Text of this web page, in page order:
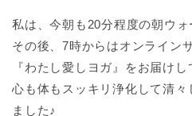
私は、今朝も20分程度の朝ウォ
その後、7時からはオンライン
『わたし愛しヨガ』をお届けし
心も体もスッキリ浄化して清々
ました♪